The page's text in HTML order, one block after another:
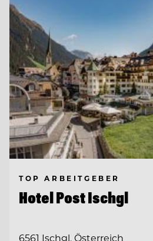
TOP ARBEITGEBER
Hotel Post Ischgl
6561 Ischgl, Österreich